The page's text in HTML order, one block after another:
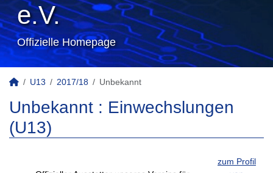
e.V.
Offizielle Homepage
U13 2017/18 Unbekannt
Unbekannt : Einwechslungen
(U13)
zum Profil